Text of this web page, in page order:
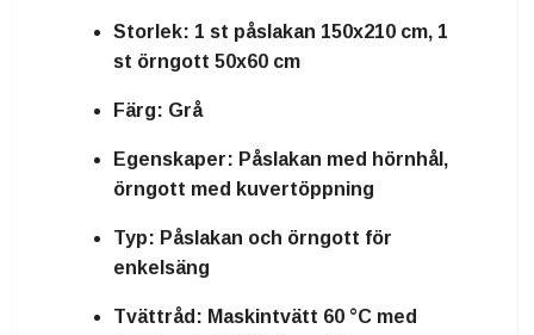
Storlek: 1 st påslakan 150x210 cm, 1
st örngott 50x60 cm
Färg: Grå
Egenskaper: Påslakan med hörnhål,
örngott med kuvertöppning
Typ: Påslakan och örngott för
enkelsäng
Tvättråd: Maskintvätt 60 °C med